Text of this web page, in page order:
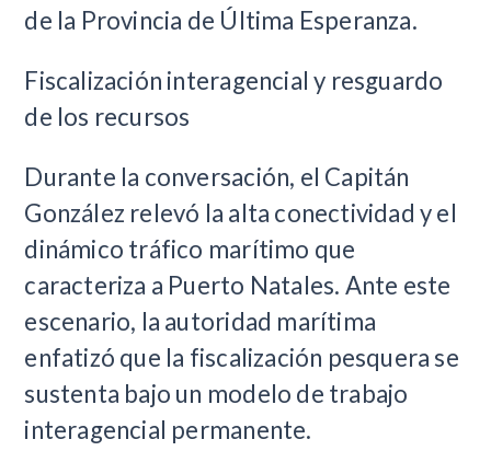
de la Provincia de Última Esperanza.
Fiscalización interagencial y resguardo
de los recursos
Durante la conversación, el Capitán
González relevó la alta conectividad y el
dinámico tráfico marítimo que
caracteriza a Puerto Natales. Ante este
escenario, la autoridad marítima
enfatizó que la fiscalización pesquera se
sustenta bajo un modelo de trabajo
interagencial permanente.